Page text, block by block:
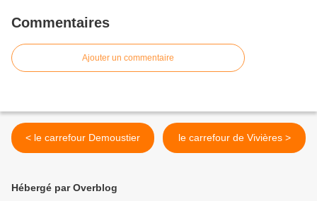
Commentaires
Ajouter un commentaire
< le carrefour Demoustier le carrefour de Vivières >
Hébergé par Overblog